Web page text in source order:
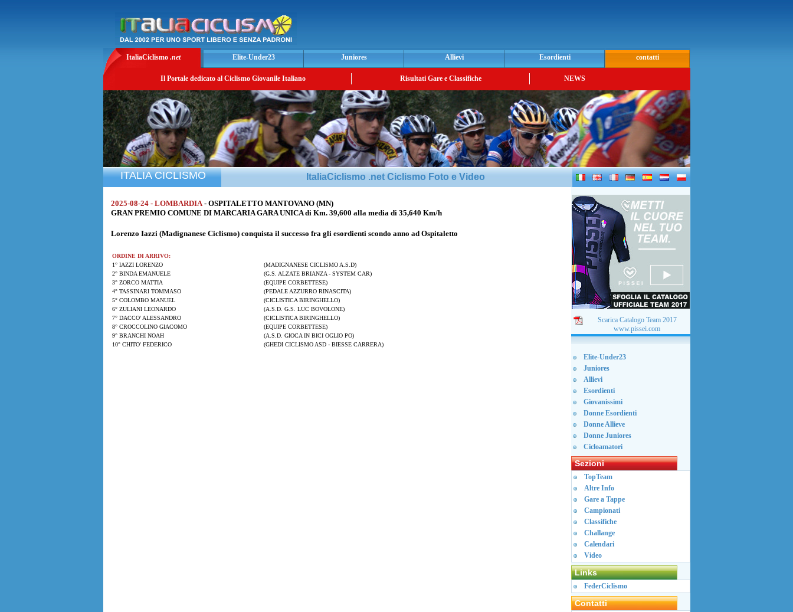
ItaliaCiclismo .net Elite-Under23 Juniores Allievi Esordienti contatti
Il Portale dedicato al Ciclismo Giovanile Italiano Risultati Gare e Classifiche NEWS
ITALIA CICLISMO ItaliaCiclismo .net Ciclismo Foto e Video
2025-08-24 - LOMBARDIA - OSPITALETTO MANTOVANO (MN)
GRAN PREMIO COMUNE DI MARCARIA GARA UNICA di Km. 39,600 alla media di 35,640 Km/h
Lorenzo Iazzi (Madignanese Ciclismo) conquista il successo fra gli esordienti scondo anno ad Ospitaletto
ORDINE DI ARRIVO:
1° IAZZI LORENZO
(MADIGNANESE CICLISMO A.S.D)
2° BINDA EMANUELE
(G.S. ALZATE BRIANZA - SYSTEM CAR)
3° ZORCO MATTIA
(EQUIPE CORBETTESE)
4° TASSINARI TOMMASO
(PEDALE AZZURRO RINASCITA)
5° COLOMBO MANUEL
(CICLISTICA BIRINGHELLO)
6° ZULIANI LEONARDO
(A.S.D. G.S. LUC BOVOLONE)
7° DACCO' ALESSANDRO
(CICLISTICA BIRINGHELLO)
8° CROCCOLINO GIACOMO
(EQUIPE CORBETTESE)
9° BRANCHI NOAH
(A.S.D. GIOCA IN BICI OGLIO PO)
10° CHITO' FEDERICO
(GHEDI CICLISMO ASD - BIESSE CARRERA)
Scarica Catalogo Team 2017
www.pissei.com
Elite-Under23
Juniores
Allievi
Esordienti
Giovanissimi
Donne Esordienti
Donne Allieve
Donne Juniores
Cicloamatori
Sezioni
TopTeam
Altre Info
Gare a Tappe
Campionati
Classifiche
Challange
Calendari
Video
Links
FederCiclismo
Contatti